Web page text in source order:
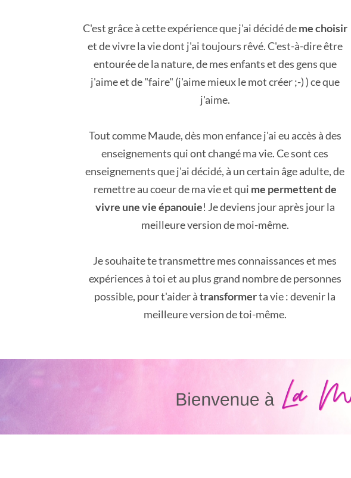
C'est grâce à cette expérience que j'ai décidé deme choisir
et de vivre la vie dont j'ai toujours rêvé. C'est-à-dire être
entourée de la nature, de mes enfants et des gens que
j'aime et de "faire" (j'aime mieux le mot créer ;-) ) ce que
j'aime.
Tout comme Maude, dès mon enfance j'ai eu accès à des
enseignements qui ont changé ma vie. Ce sont ces
enseignements que j'ai décidé, à un certain âge adulte, de
remettre au coeur de ma vie et qui me permettent de
vivre une vie épanouie! Je deviens jour après jour la
meilleure version de moi-même.
Je souhaite te transmettre mes connaissances et mes
expériences à toi et au plus grand nombre de personnes
possible, pour t'aider àtransformerta vie : devenir la
meilleure version de toi-même.